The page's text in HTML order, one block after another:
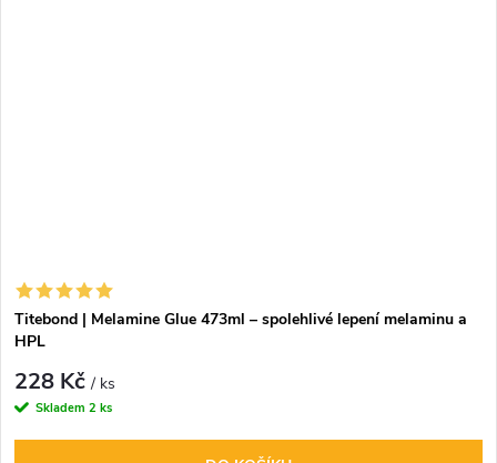
Titebond | Melamine Glue 473ml – spolehlivé lepení melaminu a
HPL
228 Kč/ ks
Skladem 2 ks